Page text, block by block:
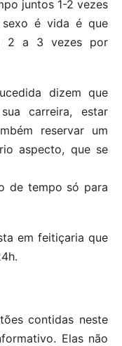
juntos 1-2 vezes
é vida é que
2 a 3 vezes por
dizem que
carreira, estar
reservar um
aspecto, que se
de tempo só para
em feitiçaria que
contidas neste
Elas não